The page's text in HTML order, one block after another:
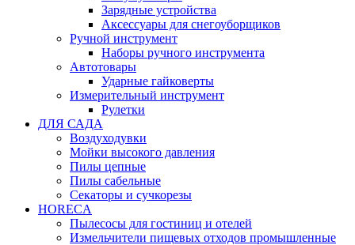
Зарядные устройства
Аксессуары для снегоуборщиков
Ручной инструмент
Наборы ручного инструмента
Автотовары
Ударные гайковерты
Измерительный инструмент
Рулетки
ДЛЯ САДА
Воздуходувки
Мойки высокого давления
Пилы цепные
Пилы сабельные
Секаторы и сучкорезы
HORECA
Пылесосы для гостиниц и отелей
Измельчители пищевых отходов промышленные